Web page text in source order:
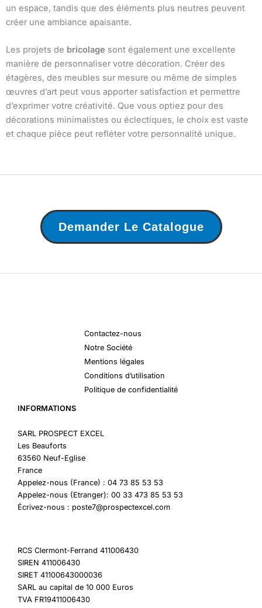
un espace, tandis que des éléments plus neutres peuvent
créer une ambiance apaisante.
Les projets de bricolage sont également une excellente
manière de personnaliser votre décoration. Créer des
étagères, des meubles sur mesure ou même de simples
œuvres d’art peut vous apporter satisfaction et permettre
d’exprimer votre créativité. Que vous optiez pour des
décorations minimalistes ou éclectiques, le choix est vaste
et chaque pièce peut refléter votre personnalité unique.
Demander Le Catalogue
Contactez-nous
Notre Société
Mentions légales
Conditions d’utilisation
Politique de confidentialité
INFORMATIONS
SARL PROSPECT EXCEL
Les Beauforts
63560 Neuf-Eglise
France
Appelez-nous (France) : 04 73 85 53 53
Appelez-nous (Etranger): 00 33 473 85 53 53
Écrivez-nous : poste7@prospectexcel.com
RCS Clermont-Ferrand 411006430
SIREN 411006430
SIRET 41100643000036
SARL au capital de 10 000 Euros
TVA FR19411006430